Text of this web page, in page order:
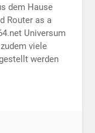
dem Hause
Router as a
Universum
viele
werden